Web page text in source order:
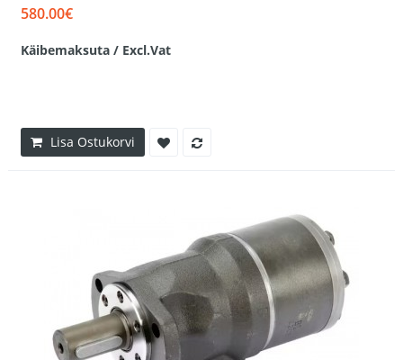
580.00€
Käibemaksuta / Excl.Vat
Lisa Ostukorvi